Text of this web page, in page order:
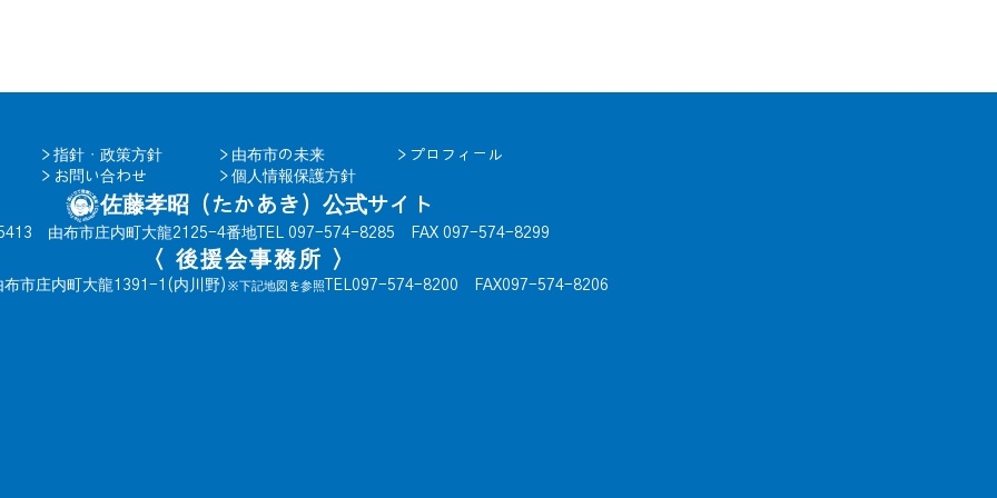
＞ 指針・政策方針 ＞ 由布市の未来 ＞ プロフィール
＞ お問い合わせ ＞ 個人情報保護方針
佐藤孝昭（たかあき）公式サイト
由布市庄内町大龍2125-4番地 TEL 097-574-8285 FAX 097-574-8299
〈 後援会事務所 〉
市庄内町大龍1391-1(内川野) ※下記地図を参照 TEL097-574-8200 FAX097-574-8206